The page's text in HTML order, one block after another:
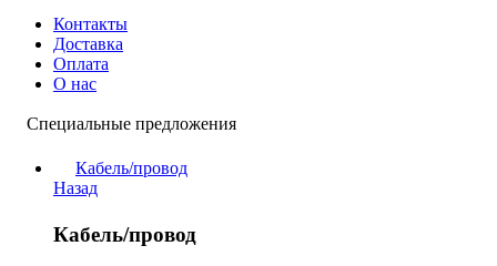
Контакты
Доставка
Оплата
О нас
Специальные предложения
Кабель/провод
Назад
Кабель/провод